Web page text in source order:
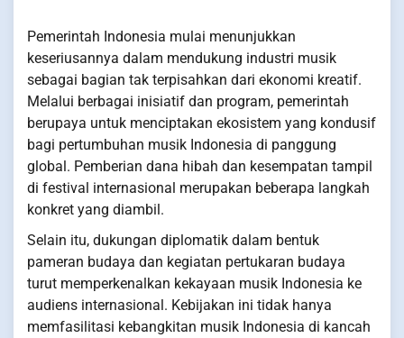
Pemerintah Indonesia mulai menunjukkan
keseriusannya dalam mendukung industri musik
sebagai bagian tak terpisahkan dari ekonomi kreatif.
Melalui berbagai inisiatif dan program, pemerintah
berupaya untuk menciptakan ekosistem yang kondusif
bagi pertumbuhan musik Indonesia di panggung
global. Pemberian dana hibah dan kesempatan tampil
di festival internasional merupakan beberapa langkah
konkret yang diambil.
Selain itu, dukungan diplomatik dalam bentuk
pameran budaya dan kegiatan pertukaran budaya
turut memperkenalkan kekayaan musik Indonesia ke
audiens internasional. Kebijakan ini tidak hanya
memfasilitasi kebangkitan musik Indonesia di kancah